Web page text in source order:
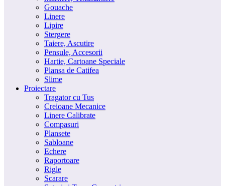
Gouache
Linere
Lipire
Stergere
Taiere, Ascutire
Pensule, Accesorii
Hartie, Cartoane Speciale
Plansa de Catifea
Slime
Proiectare
Tragator cu Tus
Creioane Mecanice
Linere Calibrate
Compasuri
Plansete
Sabloane
Echere
Raportoare
Rigle
Scarare